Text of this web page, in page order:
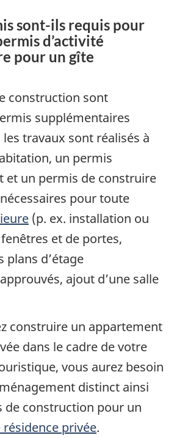
sont-ils requis pour
d’activité
pour un gîte
construction sont
supplémentaires
travaux sont réalisés à
un permis
et un permis de construire
pour toute
(p. ex. installation ou
et de portes,
d’étage
ajout d’une salle
construire un appartement
dans le cadre de votre
vous aurez besoin
distinct ainsi
de construction pour un
privée.